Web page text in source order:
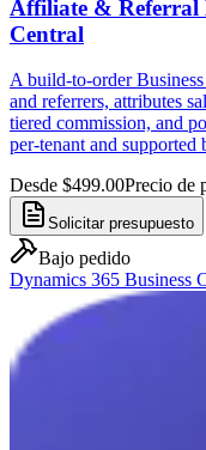
Affiliate & Referral
Central
A build-to-order
and referrers, attributes
tiered commission, and
per-tenant and
Desde $499.00Precio de
Solicitar presupuesto
Bajo pedido
Dynamics 365 Business